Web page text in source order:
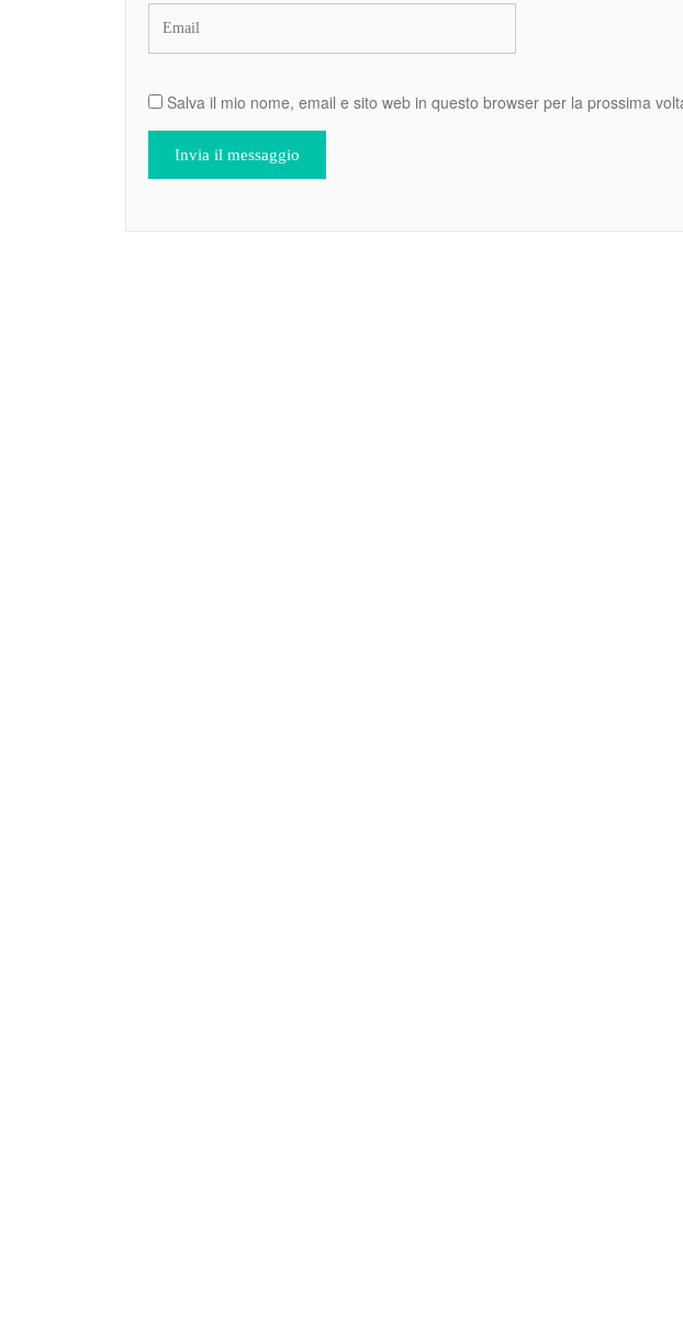
Salva il mio nome, email e sito web in questo browser per la prossima